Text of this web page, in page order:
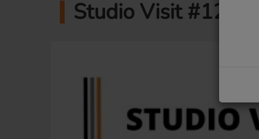
Studio Visit #12 -